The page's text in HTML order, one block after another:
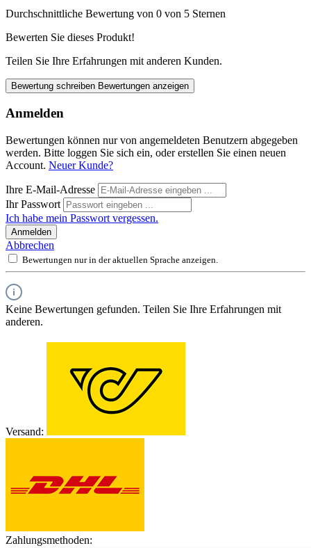
Durchschnittliche Bewertung von 0 von 5 Sternen
Bewerten Sie dieses Produkt!
Teilen Sie Ihre Erfahrungen mit anderen Kunden.
Bewertung schreiben Bewertungen anzeigen
Anmelden
Bewertungen können nur von angemeldeten Benutzern abgegeben
werden. Bitte loggen Sie sich ein, oder erstellen Sie einen neuen
Account. Neuer Kunde?
Ihre E-Mail-Adresse
Ihr Passwort
Ich habe mein Passwort vergessen.
Anmelden
Abbrechen
Bewertungen nur in der aktuellen Sprache anzeigen.
Keine Bewertungen gefunden. Teilen Sie Ihre Erfahrungen mit
anderen.
Versand:
Zahlungsmethoden: